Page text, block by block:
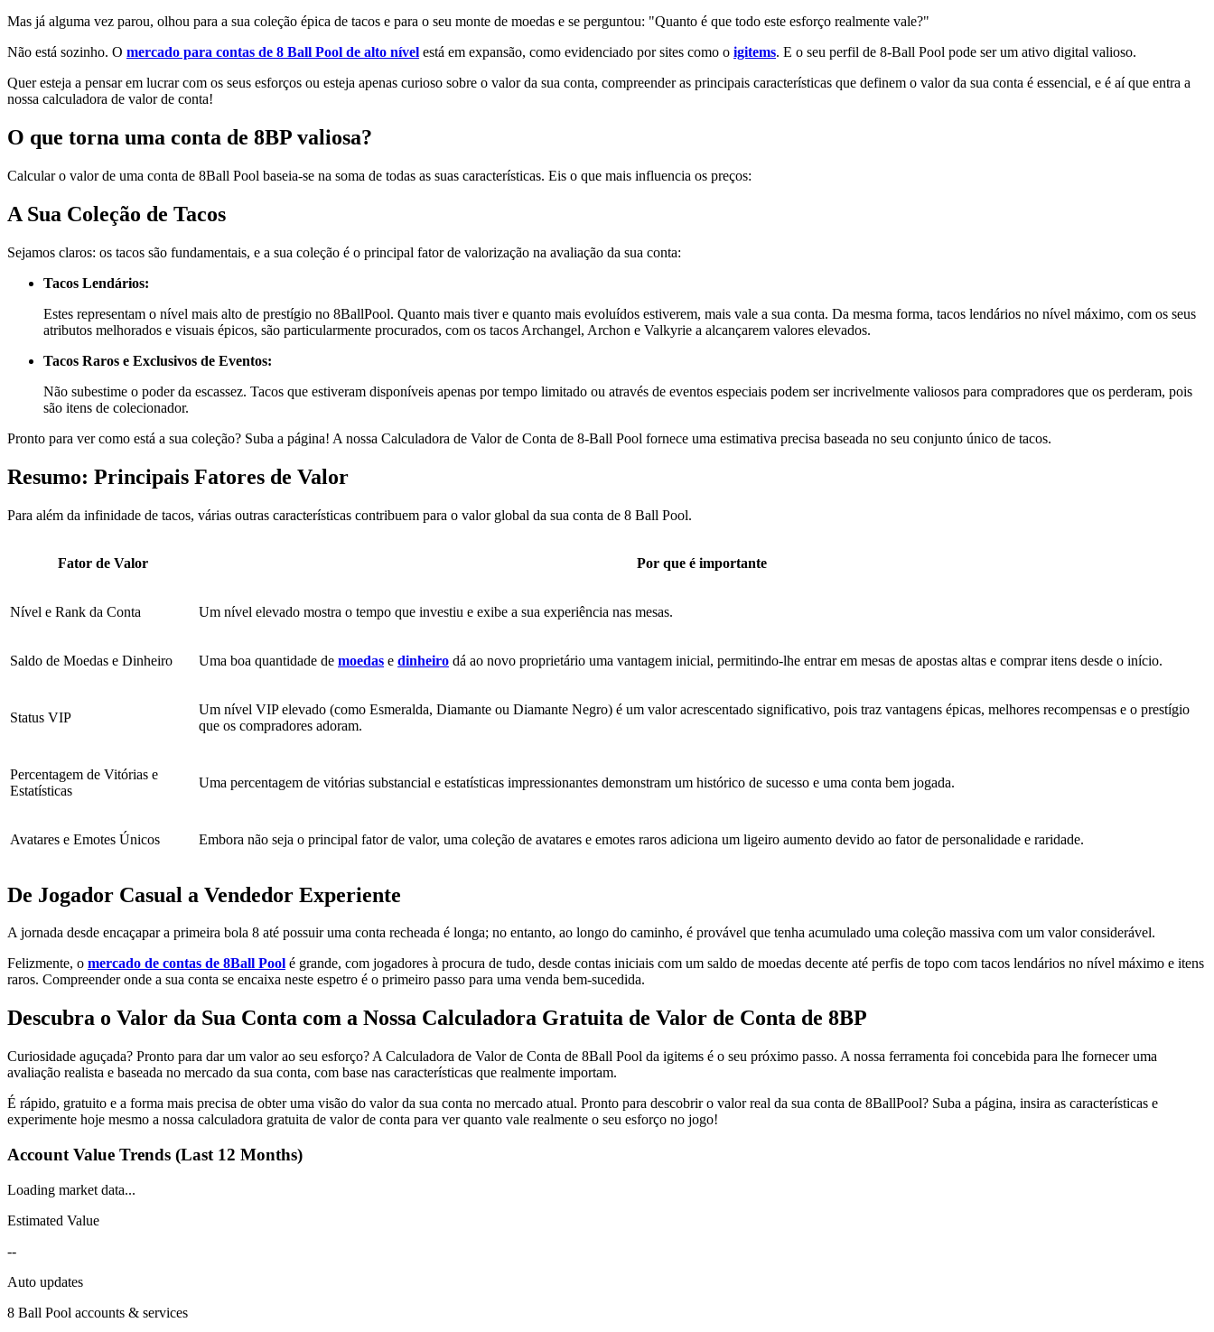
Mas já alguma vez parou, olhou para a sua coleção épica de tacos e para o seu monte de moedas e se perguntou: "Quanto é que todo este esforço realmente vale?"
Não está sozinho. O mercado para contas de 8 Ball Pool de alto nível está em expansão, como evidenciado por sites como o igitems. E o seu perfil de 8-Ball Pool pode ser um ativo digital valioso.
Quer esteja a pensar em lucrar com os seus esforços ou esteja apenas curioso sobre o valor da sua conta, compreender as principais características que definem o valor da sua conta é essencial, e é aí que entra a
nossa calculadora de valor de conta!
O que torna uma conta de 8BP valiosa?
Calcular o valor de uma conta de 8Ball Pool baseia-se na soma de todas as suas características. Eis o que mais influencia os preços:
A Sua Coleção de Tacos
Sejamos claros: os tacos são fundamentais, e a sua coleção é o principal fator de valorização na avaliação da sua conta:
Tacos Lendários:
Estes representam o nível mais alto de prestígio no 8BallPool. Quanto mais tiver e quanto mais evoluídos estiverem, mais vale a sua conta. Da mesma forma, tacos lendários no nível máximo, com os seus
atributos melhorados e visuais épicos, são particularmente procurados, com os tacos Archangel, Archon e Valkyrie a alcançarem valores elevados.
Tacos Raros e Exclusivos de Eventos:
Não subestime o poder da escassez. Tacos que estiveram disponíveis apenas por tempo limitado ou através de eventos especiais podem ser incrivelmente valiosos para compradores que os perderam, pois
são itens de colecionador.
Pronto para ver como está a sua coleção? Suba a página! A nossa Calculadora de Valor de Conta de 8-Ball Pool fornece uma estimativa precisa baseada no seu conjunto único de tacos.
Resumo: Principais Fatores de Valor
Para além da infinidade de tacos, várias outras características contribuem para o valor global da sua conta de 8 Ball Pool.
Fator de Valor Por que é importante
Nível e Rank da Conta Um nível elevado mostra o tempo que investiu e exibe a sua experiência nas mesas.
Saldo de Moedas e Dinheiro Uma boa quantidade de moedas e dinheiro dá ao novo proprietário uma vantagem inicial, permitindo-lhe entrar em mesas de apostas altas e comprar itens desde o início.
Status VIP
Um nível VIP elevado (como Esmeralda, Diamante ou Diamante Negro) é um valor acrescentado significativo, pois traz vantagens épicas, melhores recompensas e o prestígio
que os compradores adoram.
Percentagem de Vitórias e
Estatísticas
Uma percentagem de vitórias substancial e estatísticas impressionantes demonstram um histórico de sucesso e uma conta bem jogada.
Avatares e Emotes Únicos Embora não seja o principal fator de valor, uma coleção de avatares e emotes raros adiciona um ligeiro aumento devido ao fator de personalidade e raridade.
De Jogador Casual a Vendedor Experiente
A jornada desde encaçapar a primeira bola 8 até possuir uma conta recheada é longa; no entanto, ao longo do caminho, é provável que tenha acumulado uma coleção massiva com um valor considerável.
Felizmente, o mercado de contas de 8Ball Pool é grande, com jogadores à procura de tudo, desde contas iniciais com um saldo de moedas decente até perfis de topo com tacos lendários no nível máximo e itens
raros. Compreender onde a sua conta se encaixa neste espetro é o primeiro passo para uma venda bem-sucedida.
Descubra o Valor da Sua Conta com a Nossa Calculadora Gratuita de Valor de Conta de 8BP
Curiosidade aguçada? Pronto para dar um valor ao seu esforço? A Calculadora de Valor de Conta de 8Ball Pool da igitems é o seu próximo passo. A nossa ferramenta foi concebida para lhe fornecer uma
avaliação realista e baseada no mercado da sua conta, com base nas características que realmente importam.
É rápido, gratuito e a forma mais precisa de obter uma visão do valor da sua conta no mercado atual. Pronto para descobrir o valor real da sua conta de 8BallPool? Suba a página, insira as características e
experimente hoje mesmo a nossa calculadora gratuita de valor de conta para ver quanto vale realmente o seu esforço no jogo!
Account Value Trends (Last 12 Months)
Loading market data...
Estimated Value
--
Auto updates
8 Ball Pool accounts & services